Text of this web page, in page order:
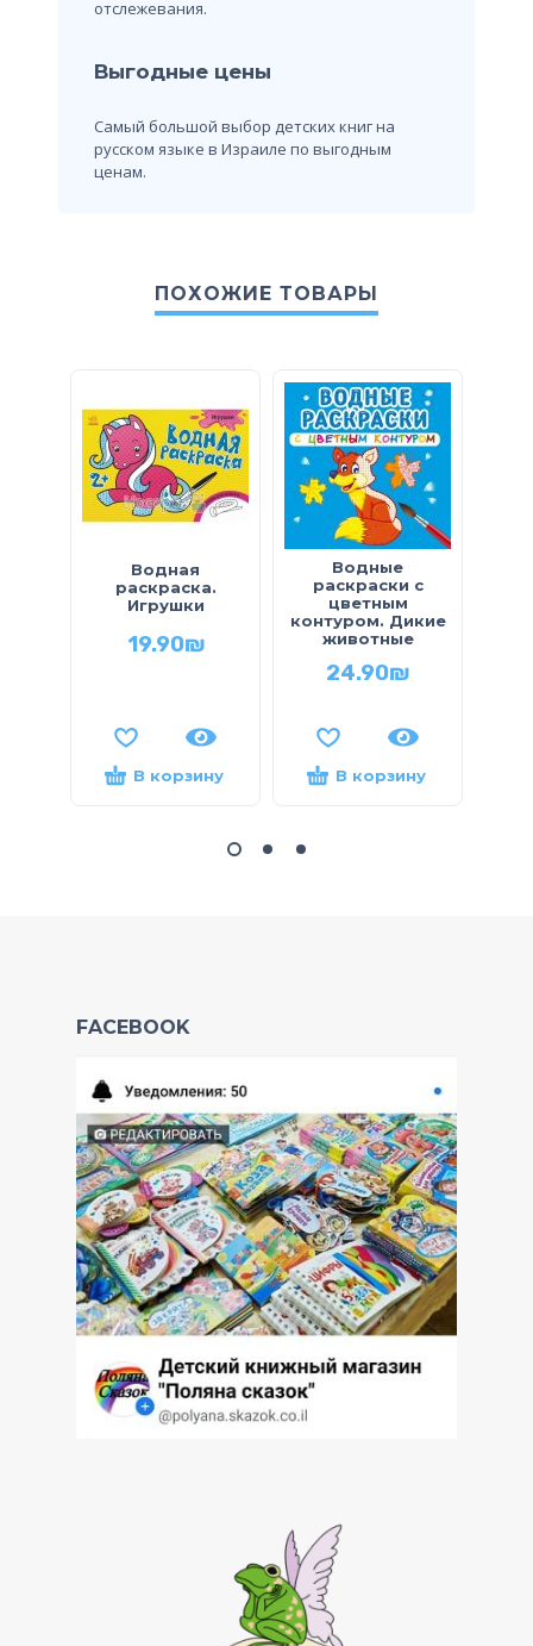
отслежевания.
Выгодные цены
Самый большой выбор детских книг на
русском языке в Израиле по выгодным
ценам.
ПОХОЖИЕ ТОВАРЫ
Водная
раскраска.
Игрушки
19.90₪
В корзину
Водные
раскраски с
цветным
контуром. Дикие
животные
24.90₪
В корзину
FACEBOOK